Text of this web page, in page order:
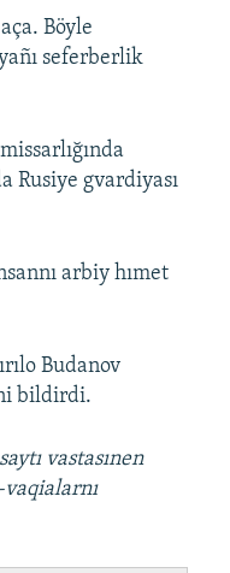
Böyle
seferberlik
Rusiye gvardiyası
arbiy hımet
Budanov
bildirdi.
vastasınen
vaqialarnı